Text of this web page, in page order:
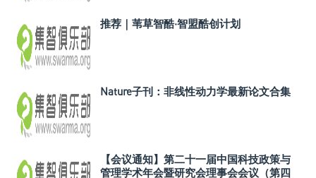
推荐｜苇草智酷·智盟酷创计划
Nature子刊：非线性动力学最新论文合集
【会议通知】第二十一届中国科技政策与
管理学术年会暨研究会理事会会议（第四